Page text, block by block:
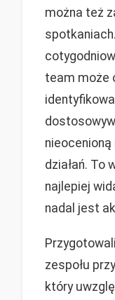
można też
team może
działań. To
najlepiej
nadal jest
zespołu
który